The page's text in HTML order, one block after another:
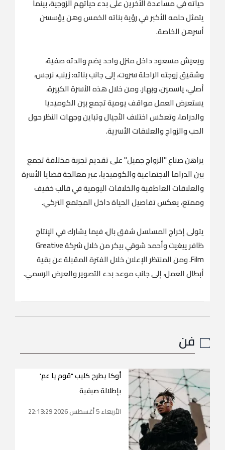
حياته في مساعدة الآخرين على بدء حياتهم الزوجية، بينما
يتمثل حلمه الأكبر في رؤية بناته الخمس وهن يؤسسن
أسرهن الخاصة.
ويعيش مسعود داخل منزل واحد يضم والدته صفية،
وشقيق زوجته الراحلة سروت، إلى جانب بناته: زينب، نرجس،
أصلي، ياسمين، وبهار. ومن خلال هذه الأسرة الكبيرة،
يستعرض العمل مواقف يومية تجمع بين الكوميديا
والدراما، وتعكس اختلاف الأجيال وتباين وجهات النظر حول
الحب والزواج والعلاقات الأسرية.
يراهن صناع "الزواج جميل" على تقديم تجربة مختلفة تجمع
بين الدراما الاجتماعية والكوميديا، عبر معالجة قضايا الأسرة
والعلاقات العاطفية والخلافات اليومية في قالب خفيف
وممتع، يعكس تفاصيل الحياة داخل المجتمع التركي.
يتولى إخراج المسلسل شفق بال، فيما يشارك في الإنتاج
ظافر ييغيت وأحمد شوقي بيكر من خلال شركة Greative
Film. ومن المنتظر الإعلان خلال الفترة المقبلة عن بقية
أبطال العمل، إلى جانب موعد بدء التصوير والعرض الرسمي.
فن
أوكا يطرح كليب "قوم يا عم'
بإطلالة صيفية
الأربعاء 5 أغسطس 2026 22:13:29